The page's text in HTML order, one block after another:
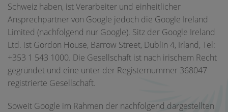
Schweiz haben, ist Verarbeiter und einheitlicher
Ansprechpartner von Google jedoch die Google Ireland
Limited (nachfolgend nur Google). Sitz der Google Ireland
Ltd. ist Gordon House, Barrow Street, Dublin 4, Irland, Tel:
+353 1 543 1000. Die Gesellschaft ist nach irischem Recht
gegründet und eine unter der Registernummer 368047
registrierte Gesellschaft.
Soweit Google im Rahmen der nachfolgend dargestellten